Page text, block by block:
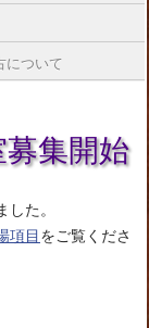
について
集開始
た。
項目 をご覧くださ